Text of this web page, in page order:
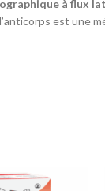
à
est